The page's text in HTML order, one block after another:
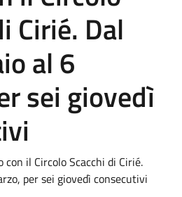
Cirié. Dal
al 6
sei giovedì
con il Circolo Scacchi di Cirié.
per sei giovedì consecutivi